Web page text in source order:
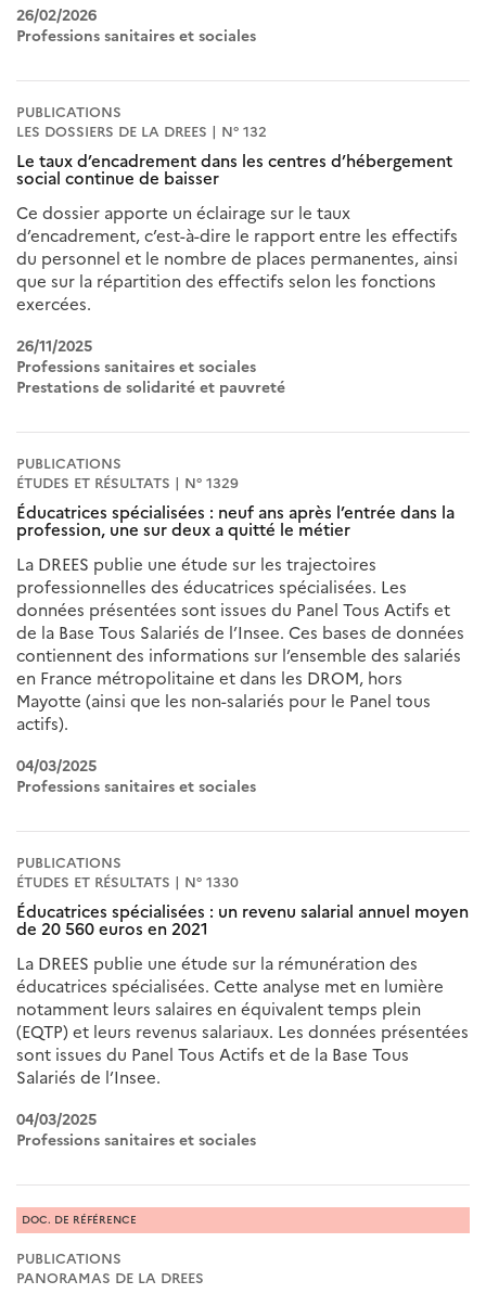
26/02/2026
Professions sanitaires et sociales
PUBLICATIONS
LES DOSSIERS DE LA DREES | N° 132
Le taux d’encadrement dans les centres d’hébergement
social continue de baisser
Ce dossier apporte un éclairage sur le taux
d’encadrement, c’est-à-dire le rapport entre les effectifs
du personnel et le nombre de places permanentes, ainsi
que sur la répartition des effectifs selon les fonctions
exercées.
26/11/2025
Professions sanitaires et sociales
Prestations de solidarité et pauvreté
PUBLICATIONS
ÉTUDES ET RÉSULTATS | N° 1329
Éducatrices spécialisées : neuf ans après l’entrée dans la
profession, une sur deux a quitté le métier
La DREES publie une étude sur les trajectoires
professionnelles des éducatrices spécialisées. Les
données présentées sont issues du Panel Tous Actifs et
de la Base Tous Salariés de l’Insee. Ces bases de données
contiennent des informations sur l’ensemble des salariés
en France métropolitaine et dans les DROM, hors
Mayotte (ainsi que les non-salariés pour le Panel tous
actifs).
04/03/2025
Professions sanitaires et sociales
PUBLICATIONS
ÉTUDES ET RÉSULTATS | N° 1330
Éducatrices spécialisées : un revenu salarial annuel moyen
de 20 560 euros en 2021
La DREES publie une étude sur la rémunération des
éducatrices spécialisées. Cette analyse met en lumière
notamment leurs salaires en équivalent temps plein
(EQTP) et leurs revenus salariaux. Les données présentées
sont issues du Panel Tous Actifs et de la Base Tous
Salariés de l’Insee.
04/03/2025
Professions sanitaires et sociales
PUBLICATIONS
PANORAMAS DE LA DREES
DOC. DE RÉFÉRENCE